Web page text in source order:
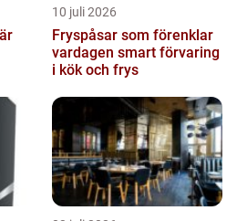
10 juli 2026
Fryspåsar som förenklar
vardagen smart förvaring
i kök och frys